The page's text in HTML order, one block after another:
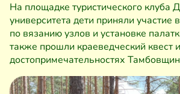
На площадке туристического клуба
университета дети приняли участие
по вязанию узлов и установке
также прошли краеведческий квест
достопримечательностях